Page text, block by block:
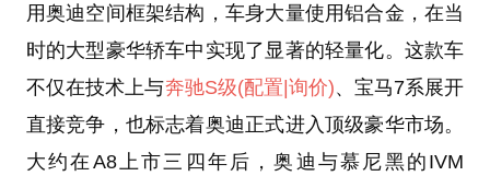
用奥迪空间框架结构，车身大量使用铝合金，在当
时的大型豪华轿车中实现了显著的轻量化。这款车
不仅在技术上与奔驰S级(配置|询价)、宝马7系展开
直接竞争，也标志着奥迪正式进入顶级豪华市场。
大约在A8上市三四年后，奥迪与慕尼黑的IVM